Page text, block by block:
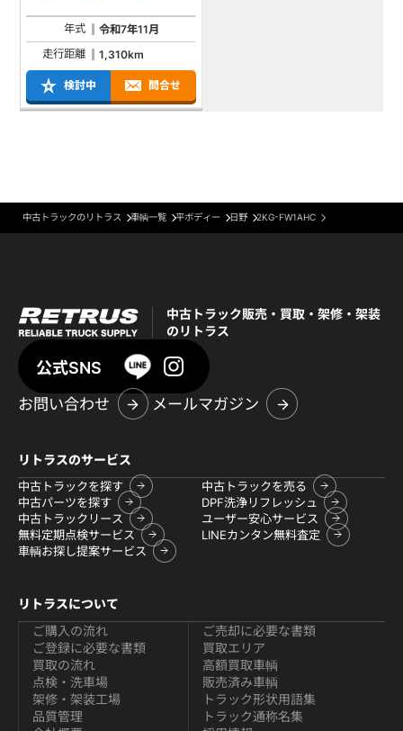
年式
令和7年11月
走行距離
1,310km
検討中 問合せ
中古トラックのリトラス 車輌一覧 平ボディー 日野 2KG-FW1AHC
中古トラック販売・買取・架修・架装
のリトラス
公式SNS
お問い合わせ
メールマガジン
リトラスのサービス
中古トラックを探す
中古トラックを売る
中古パーツを探す
DPF洗浄リフレッシュ
中古トラックリース
ユーザー安心サービス
無料定期点検サービス
LINEカンタン無料査定
車輌お探し提案サービス
リトラスについて
ご購入の流れ
ご登録に必要な書類
買取の流れ
ご売却に必要な書類
買取エリア
高額買取車輌
点検・洗車場
架修・架装工場
品質管理
販売済み車輌
トラック形状用語集
トラック通称名集